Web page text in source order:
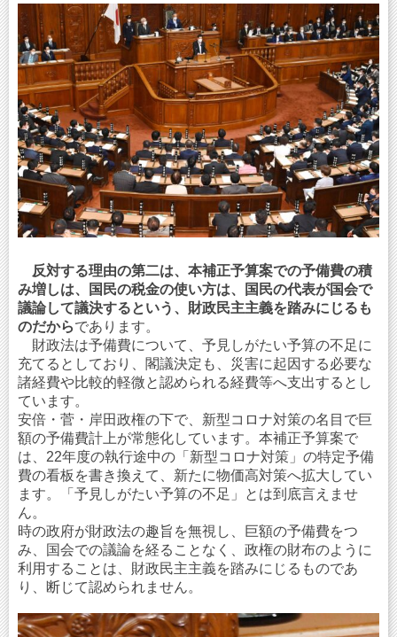
反対する理由の第二は、本補正予算案での予備費の積
み増しは、国民の税金の使い方は、国民の代表が国会で
議論して議決するという、財政民主主義を踏みにじるも
のだからであります。
財政法は予備費について、予見しがたい予算の不足に
充てるとしており、閣議決定も、災害に起因する必要な
諸経費や比較的軽微と認められる経費等へ支出するとし
ています。
安倍・菅・岸田政権の下で、新型コロナ対策の名目で巨
額の予備費計上が常態化しています。本補正予算案で
は、22年度の執行途中の「新型コロナ対策」の特定予備
費の看板を書き換えて、新たに物価高対策へ拡大してい
ます。「予見しがたい予算の不足」とは到底言えませ
ん。
時の政府が財政法の趣旨を無視し、巨額の予備費をつ
み、国会での議論を経ることなく、政権の財布のように
利用することは、財政民主主義を踏みにじるものであ
り、断じて認められません。